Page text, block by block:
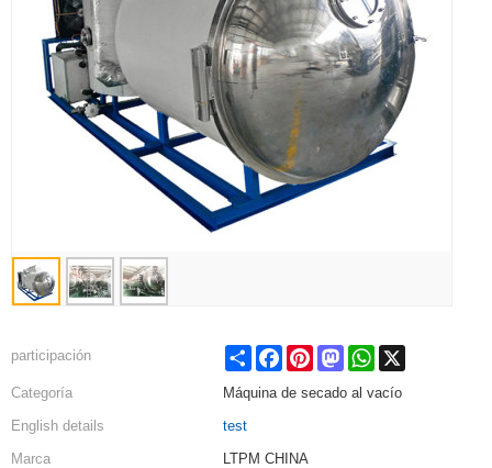
participación Share FacebookPinterestMastodonWhatsApp
Categoría
Máquina de secado al vacío
English details
test
Marca
LTPM CHINA